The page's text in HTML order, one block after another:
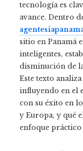
tecnología es
avance. Dentro
sitio en Panamá
inteligentes,
disminución de
Este texto
influyendo en el
con su éxito en
y Europa, y qué
enfoque práctico